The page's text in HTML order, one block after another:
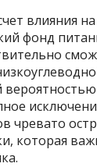
влияния
фонд
чревато
которая